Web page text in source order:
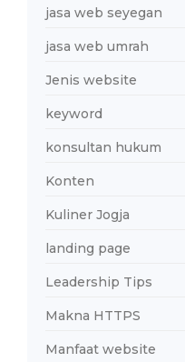
jasa web seyegan
jasa web umrah
Jenis website
keyword
konsultan hukum
Konten
Kuliner Jogja
landing page
Leadership Tips
Makna HTTPS
Manfaat website